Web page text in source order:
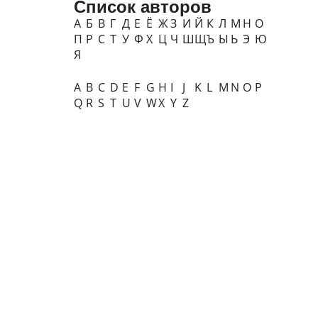
Список авторов
А Б В Г Д Е Ё ЖЗ И Й К Л М Н О
П Р С Т У Ф Х Ц Ч ШЩЪ Ы Ь Э Ю
Я
A B C D E F G H I J K L M N O P
Q R S T U V WX Y Z